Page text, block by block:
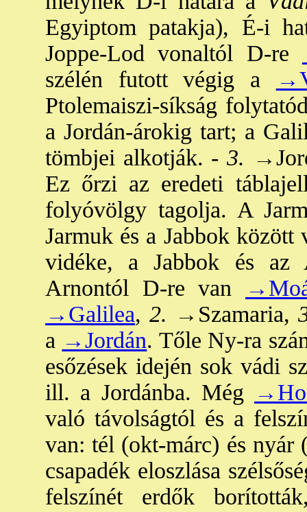
Egyiptom patakja), É-i
Joppe-Lod vonaltól D-re
szélén futott végig a
Ptolemaiszi-síkság
a Jordán-árokig tart; a
tömbjei alkotják. - 3.
Ez őrzi az eredeti
folyóvölgy tagolja. A
Jarmuk és a Jabbok között
vidéke, a Jabbok és
Arnontól D-re van
→Galilea, 2. →Szamaria,
a →Jordán. Tőle Ny-ra
esőzések idején sok vádi
ill. a Jordánba. Még
való távolságtól és a
van: tél (okt-márc) és nyár
csapadék eloszlása
felszínét erdők